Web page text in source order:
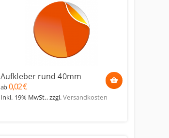
Aufkleber rund 40mm
ab 0,02 €
Inkl. 19% MwSt.,zzgl.Versandkosten